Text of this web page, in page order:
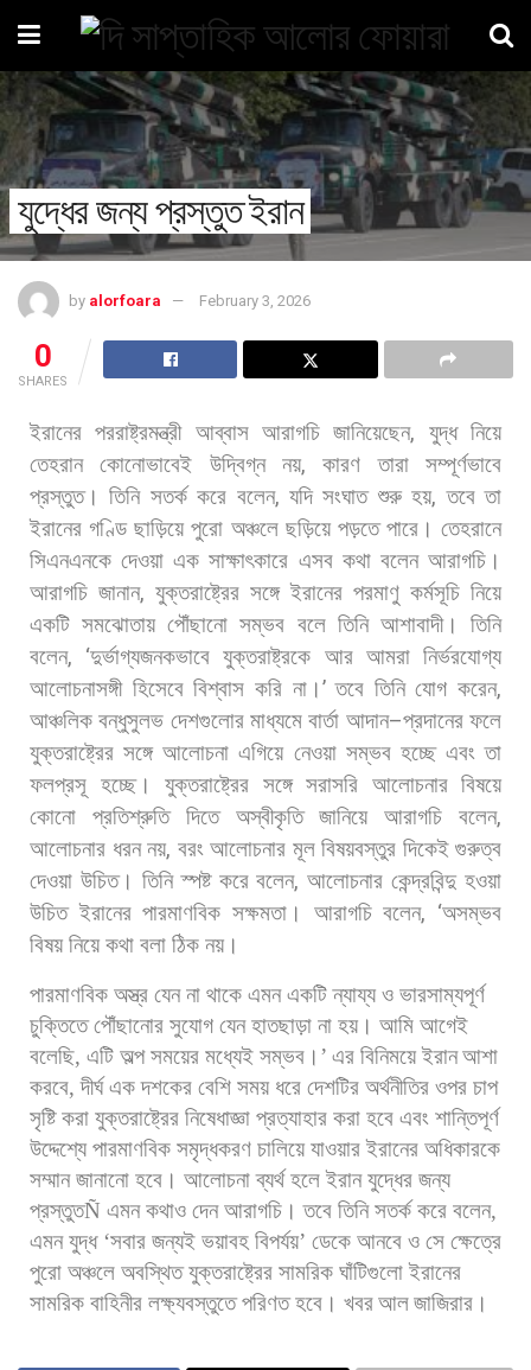
যুদ্ধের জন্য প্রস্তুত ইরান
by alorfoara February 3, 2026
0
SHARES
ইরানের পররাষ্ট্রমন্ত্রী আব্বাস আরাগচি জানিয়েছেন, যুদ্ধ নিয়ে
তেহরান
কোনোভাবেই উদ্বিগ্ন নয়,কারণ তারা
সম্পূর্ণভাবে
প্রস্তুত। তিনি সতর্ক করে বলেন,যদি সংঘাত শুরু হয়,তবে তা
ইরানের গণ্ডি ছাড়িয়ে পুরো অঞ্চলে ছড়িয়ে পড়তে পারে। তেহরানে
সিএনএনকে দেওয়া এক সাক্ষাৎকারে এসব কথা বলেন আরাগচি।
আরাগচি জানান, যুক্তরাষ্ট্রের সঙ্গে ইরানের পরমাণু কর্মসূচি নিয়ে
একটি সমঝোতায় পৌঁছানো সম্ভব বলে তিনি আশাবাদী।
তিনি
বলেন, ‘দুর্ভাগ্যজনকভাবে যুক্তরাষ্ট্রকে আর আমরা নির্ভরযোগ্য
আলোচনাসঙ্গী হিসেবে বিশ্বাস করি না।’তবে তিনি যোগ করেন,
আঞ্চলিক বন্ধুসুলভ দেশগুলোর মাধ্যমে বার্তা আদান–প্রদানের ফলে
যুক্তরাষ্ট্রের সঙ্গে আলোচনা এগিয়ে নেওয়া সম্ভব হচ্ছে এবং তা
ফলপ্রসূ হচ্ছে। যুক্তরাষ্ট্রের সঙ্গে সরাসরি আলোচনার বিষয়ে
কোনো
প্রতিশ্রুতি দিতে অস্বীকৃতি জানিয়ে আরাগচি বলেন,
আলোচনার ধরন নয়, বরং আলোচনার মূল বিষয়বস্তুর দিকেই গুরুত্ব
দেওয়া উচিত। তিনি স্পষ্ট করে বলেন,আলোচনার কেন্দ্রবিন্দু হওয়া
উচিত ইরানের পারমাণবিক সক্ষমতা। আরাগচি বলেন, ‘অসম্ভব
বিষয় নিয়ে কথা বলা ঠিক নয়।
পারমাণবিক অস্ত্র যেন না থাকে এমন একটি ন্যায্য ও ভারসাম্যপূর্ণ
চুক্তিতে পৌঁছানোর সুযোগ যেন হাতছাড়া না হয়। আমি আগেই
বলেছি, এটি অল্প সময়ের মধ্যেই সম্ভব। ’ এর বিনিময়ে ইরানআশা
করবে,দীর্ঘ এক দশকের বেশি সময় ধরে দেশটির অর্থনীতির ওপর চাপ
সৃষ্টি করা যুক্তরাষ্ট্রের নিষেধাজ্ঞা প্রত্যাহার করা হবে এবং শান্তিপূর্ণ
উদ্দেশ্যে পারমাণবিক সমৃদ্ধকরণ চালিয়ে যাওয়ার ইরানের অধিকারকে
সম্মান জানানো হবে। আলোচনা ব্যর্থ হলে ইরান যুদ্ধের জন্য
প্রস্তুতÑ এমন কথাও দেন আরাগচি। তবে তিনি সতর্ক করে বলেন,
এমন যুদ্ধ‘সবার জন্যই ভয়াবহ বিপর্যয়’ ডেকে আনবে ও সে ক্ষেত্রে
পুরো অঞ্চলে অবস্থিত যুক্তরাষ্ট্রের সামরিক ঘাঁটিগুলো ইরানের
সামরিক বাহিনীর লক্ষ্যবস্তুতে পরিণত হবে। খবরআলজাজিরার।